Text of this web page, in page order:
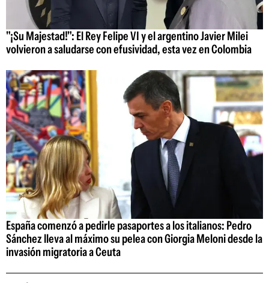
"¡Su Majestad!": El Rey Felipe VI y el argentino Javier Milei
volvieron a saludarse con efusividad, esta vez en Colombia
España comenzó a pedirle pasaportes a los italianos: Pedro
Sánchez lleva al máximo su pelea con Giorgia Meloni desde la
invasión migratoria a Ceuta